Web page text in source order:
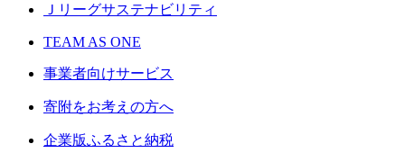
Ｊリーグサステナビリティ
TEAM AS ONE
事業者向けサービス
寄附をお考えの方へ
企業版ふるさと納税